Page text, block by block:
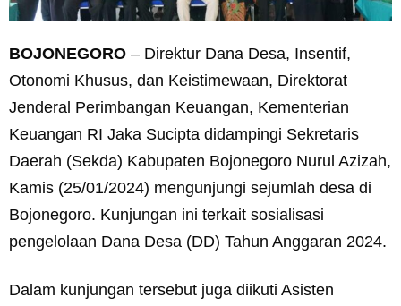
BOJONEGORO – Direktur Dana Desa, Insentif,
Otonomi Khusus, dan Keistimewaan, Direktorat
Jenderal Perimbangan Keuangan, Kementerian
Keuangan RI Jaka Sucipta didampingi Sekretaris
Daerah (Sekda) Kabupaten Bojonegoro Nurul Azizah,
Kamis (25/01/2024) mengunjungi sejumlah desa di
Bojonegoro. Kunjungan ini terkait sosialisasi
pengelolaan Dana Desa (DD) Tahun Anggaran 2024.
Dalam kunjungan tersebut juga diikuti Asisten